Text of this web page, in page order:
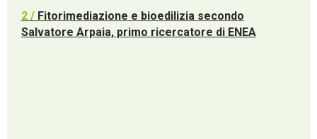
2 / Fitorimediazione e bioedilizia secondo
Salvatore Arpaia, primo ricercatore di ENEA